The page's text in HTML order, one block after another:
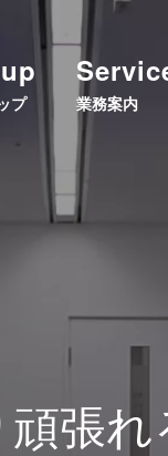
プ 業務案内
張れ